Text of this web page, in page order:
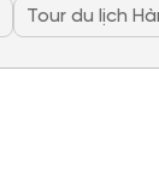
Tour du lịch